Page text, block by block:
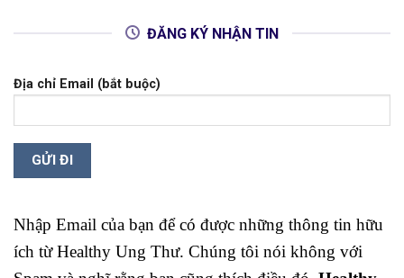
ĐĂNG KÝ NHẬN TIN
Địa chỉ Email (bắt buộc)
Nhập Email của bạn để có được những thông tin hữu
ích từ Healthy Ung Thư. Chúng tôi nói không với